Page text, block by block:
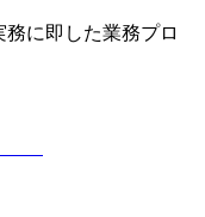
に即した業務プロ
す